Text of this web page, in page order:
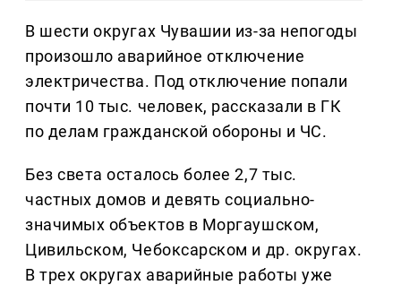
В шести округах Чувашии из-за непогоды
произошло аварийное отключение
электричества. Под отключение попали
почти 10 тыс. человек, рассказали в ГК
по делам гражданской обороны и ЧС.
Без света осталось более 2,7 тыс.
частных домов и девять социально-
значимых объектов в Моргаушском,
Цивильском, Чебоксарском и др. округах.
В трех округах аварийные работы уже